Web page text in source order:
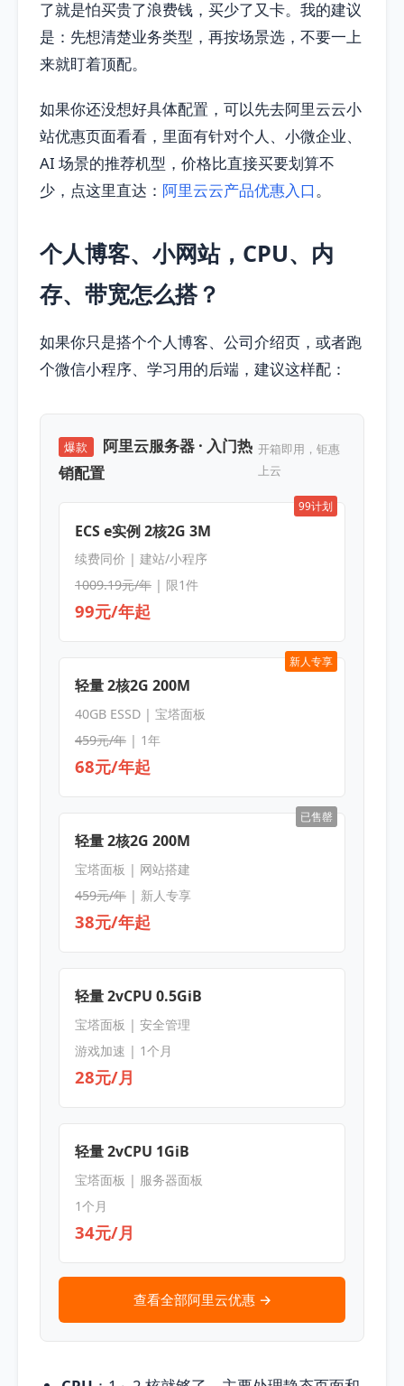
了就是怕买贵了浪费钱，买少了又卡。我的建议
是：先想清楚业务类型，再按场景选，不要一上
来就盯着顶配。
如果你还没想好具体配置，可以先去阿里云云小
站优惠页面看看，里面有针对个人、小微企业、
AI 场景的推荐机型，价格比直接买要划算不
少，点这里直达： 阿里云云产品优惠入口。
个人博客、小网站，CPU、内
存、带宽怎么搭？
如果你只是搭个个人博客、公司介绍页，或者跑
个微信小程序、学习用的后端，建议这样配：
爆款
阿里云服务器 · 入门热
销配置
开箱即用，钜惠
上云
99计划
ECS e实例 2核2G 3M
续费同价 | 建站/小程序
1009.19元/年| 限1件
99元/年起
新人专享
轻量 2核2G 200M
40GB ESSD | 宝塔面板
459元/年| 1年
68元/年起
已售罄
轻量 2核2G 200M
宝塔面板 | 网站搭建
459元/年| 新人专享
38元/年起
轻量 2vCPU 0.5GiB
宝塔面板 | 安全管理
游戏加速 | 1个月
28元/月
轻量 2vCPU 1GiB
宝塔面板 | 服务器面板
1个月
34元/月
查看全部阿里云优惠 →